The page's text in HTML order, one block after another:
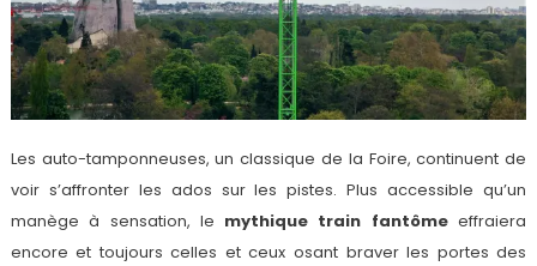
Les auto-tamponneuses, un classique de la Foire, continuent de
voir s’affronter les ados sur les pistes. Plus accessible qu’un
manège à sensation, le mythique train fantômeeffraiera
encore et toujours celles et ceux osant braver les portes des